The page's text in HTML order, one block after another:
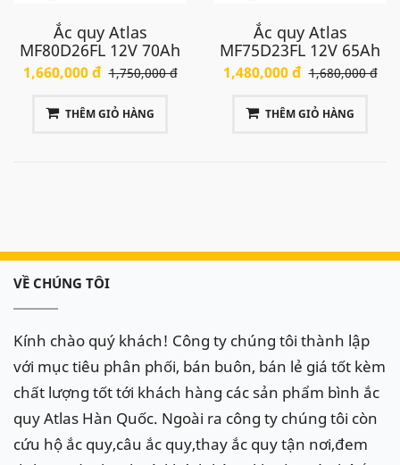
Ắc quy Atlas
MF80D26FL 12V 70Ah
1,660,000 đ 1,750,000 đ
THÊM GIỎ HÀNG
Ắc quy Atlas
MF75D23FL 12V 65Ah
1,480,000 đ 1,680,000 đ
THÊM GIỎ HÀNG
VỀ CHÚNG TÔI
Kính chào quý khách! Công ty chúng tôi thành lập
với mục tiêu phân phối, bán buôn, bán lẻ giá tốt kèm
chất lượng tốt tới khách hàng các sản phẩm bình ắc
quy Atlas Hàn Quốc. Ngoài ra công ty chúng tôi còn
cứu hộ ắc quy,câu ắc quy,thay ắc quy tận nơi,đem